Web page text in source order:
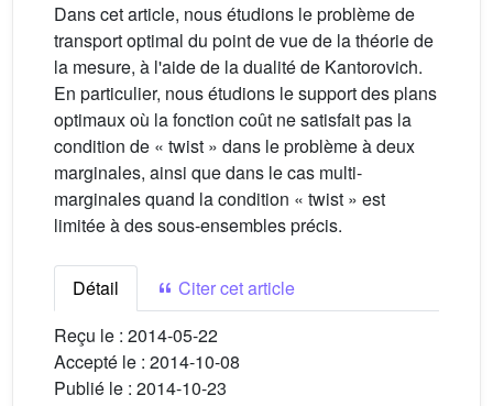
Dans cet article, nous étudions le problème de
transport optimal du point de vue de la théorie de
la mesure, à l'aide de la dualité de Kantorovich.
En particulier, nous étudions le support des plans
optimaux où la fonction coût ne satisfait pas la
condition de « twist » dans le problème à deux
marginales, ainsi que dans le cas multi-
marginales quand la condition « twist » est
limitée à des sous-ensembles précis.
Détail
Citer cet article
Reçu le : 2014-05-22
Accepté le : 2014-10-08
Publié le : 2014-10-23